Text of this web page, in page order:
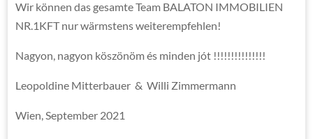
Wir können das gesamte Team BALATON IMMOBILIEN
NR.1KFT nur wärmstens weiterempfehlen!
Nagyon, nagyon köszönöm és minden jót !!!!!!!!!!!!!!!
Leopoldine Mitterbauer & Willi Zimmermann
Wien, September 2021